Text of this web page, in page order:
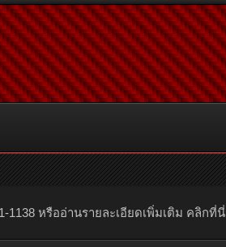
1138 หรืออ่านรายละเอียดเพิ่มเติม คลิกที่นี่